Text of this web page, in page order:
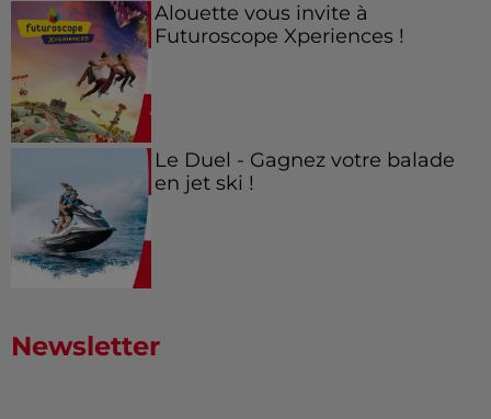
Alouette vous invite à
Futuroscope Xperiences !
Le Duel - Gagnez votre balade
en jet ski !
Newsletter